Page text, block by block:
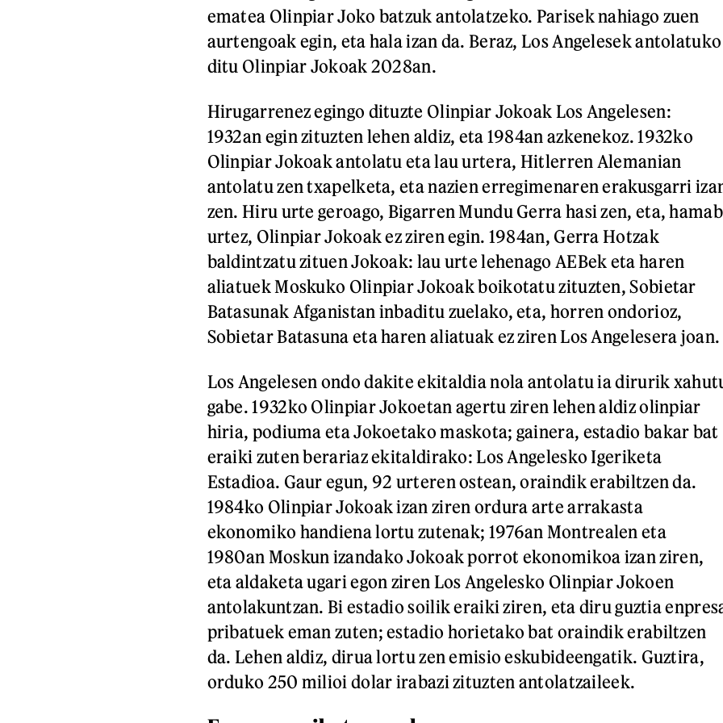
ematea Olinpiar Joko batzuk antolatzeko. Parisek nahiago zuen
aurtengoak egin, eta hala izan da. Beraz, Los Angelesek antolatuko
ditu Olinpiar Jokoak 2028an.
Hirugarrenez egingo dituzte Olinpiar Jokoak Los Angelesen:
1932an egin zituzten lehen aldiz, eta 1984an azkenekoz. 1932ko
Olinpiar Jokoak antolatu eta lau urtera, Hitlerren Alemanian
antolatu zen txapelketa, eta nazien erregimenaren erakusgarri
zen. Hiru urte geroago, Bigarren Mundu Gerra hasi zen, eta,
urtez, Olinpiar Jokoak ez ziren egin. 1984an, Gerra Hotzak
baldintzatu zituen Jokoak: lau urte lehenago AEBek eta haren
aliatuek Moskuko Olinpiar Jokoak boikotatu zituzten, Sobietar
Batasunak Afganistan inbaditu zuelako, eta, horren ondorioz,
Sobietar Batasuna eta haren aliatuak ez ziren Los Angelesera joan.
Los Angelesen ondo dakite ekitaldia nola antolatu ia dirurik
gabe. 1932ko Olinpiar Jokoetan agertu ziren lehen aldiz olinpiar
hiria, podiuma eta Jokoetako maskota; gainera, estadio bakar bat
eraiki zuten berariaz ekitaldirako: Los Angelesko Igeriketa
Estadioa. Gaur egun, 92 urteren ostean, oraindik erabiltzen da.
1984ko Olinpiar Jokoak izan ziren ordura arte arrakasta
ekonomiko handiena lortu zutenak; 1976an Montrealen eta
1980an Moskun izandako Jokoak porrot ekonomikoa izan ziren,
eta aldaketa ugari egon ziren Los Angelesko Olinpiar Jokoen
antolakuntzan. Bi estadio soilik eraiki ziren, eta diru guztia
pribatuek eman zuten; estadio horietako bat oraindik erabiltzen
da. Lehen aldiz, dirua lortu zen emisio eskubideengatik. Guztira,
orduko 250 milioi dolar irabazi zituzten antolatzaileek.